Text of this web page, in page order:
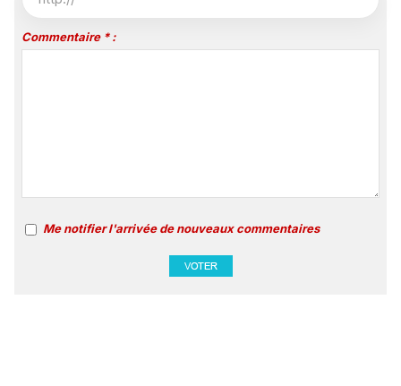
Commentaire * :
Me notifier l'arrivée de nouveaux commentaires